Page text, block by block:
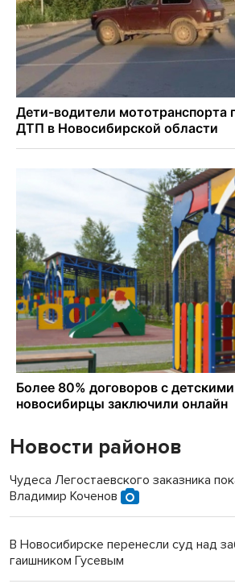
Новости районов
Чудеса Легостаевского заказника
Владимир Коченов
В Новосибирске перенесли суд над
гаишником Гусевым